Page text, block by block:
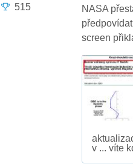
515
NASA
screen
v ... víte